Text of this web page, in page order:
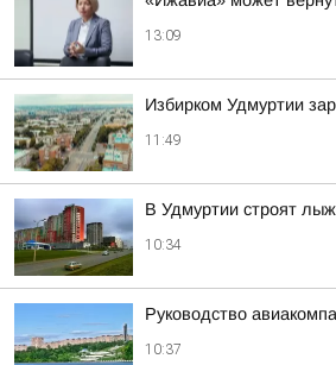
13:09
Избирком Удмуртии
11:49
В Удмуртии строят
10:34
Руководство
10:37